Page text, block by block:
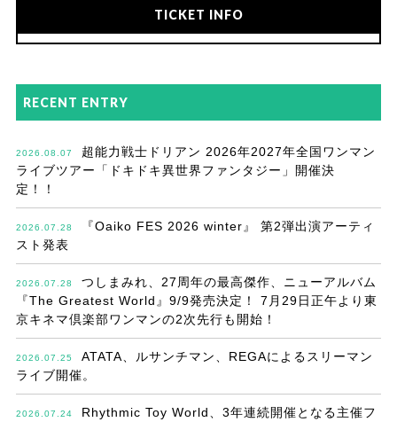
TICKET INFO
RECENT ENTRY
2026.08.07
超能力戦士ドリアン 2026年2027年全国ワンマン
ライブツアー「ドキドキ異世界ファンタジー」開催決
定！！
2026.07.28
『Oaiko FES 2026 winter』 第2弾出演アーティ
スト発表
2026.07.28
つしまみれ、27周年の最高傑作、ニューアルバム
『The Greatest World』9/9発売決定！ 7月29日正午より東
京キネマ倶楽部ワンマンの2次先行も開始！
2026.07.25
ATATA、ルサンチマン、REGAによるスリーマン
ライブ開催。
2026.07.24
Rhythmic Toy World、3年連続開催となる主催フ